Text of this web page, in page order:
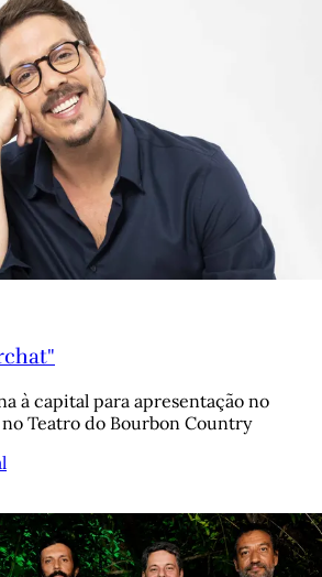
à capital para apresentação no
no Teatro do Bourbon Country